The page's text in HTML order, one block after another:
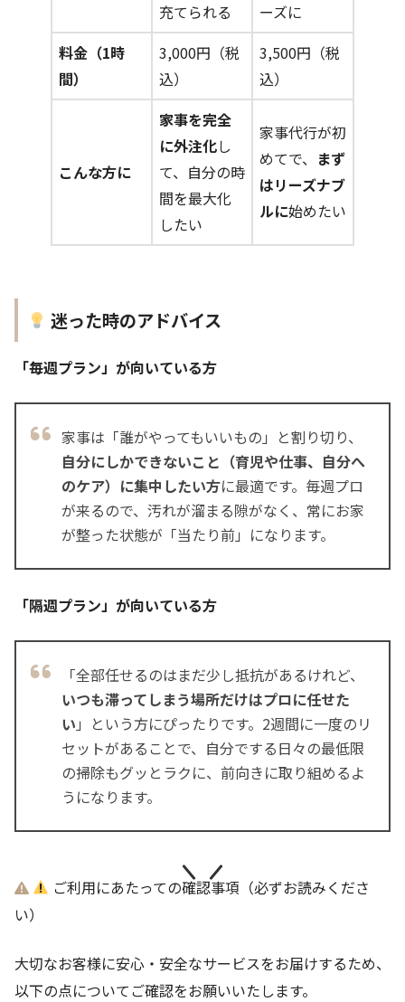
備考：
お申し込み方法：
2時間以上
プロの視点：
2時間以上
産前・産後のサポート：
お仕事の繁忙期：
季節の変わり目：
充てられる
ーズに
料金（1時
間）
3,000円（税
込）
3,500円（税
込）
こんな方に
家事を完全
に外注化し
て、自分の時
間を最大化
したい
家事代行が初
めてで、 まず
はリーズナブ
ルに始めたい
迷った時のアドバイス
「毎週プラン」が向いている方
家事は「誰がやってもいいもの」と割り切り、
自分にしかできないこと（育児や仕事、自分へ
のケア）に集中したい方に最適です。毎週プロ
が来るので、汚れが溜まる隙がなく、常にお家
が整った状態が「当たり前」になります。
「隔週プラン」が向いている方
「全部任せるのはまだ少し抵抗があるけれど、
いつも滞ってしまう場所だけはプロに任せた
い 」という方にぴったりです。2週間に一度のリ
セットがあることで、自分でする日々の最低限
の掃除もグッとラクに、前向きに取り組めるよ
うになります。
ご利用にあたっての確認事項（必ずお読みくださ
い）
大切なお客様に安心・安全なサービスをお届けするため、
以下の点についてご確認をお願いいたします。